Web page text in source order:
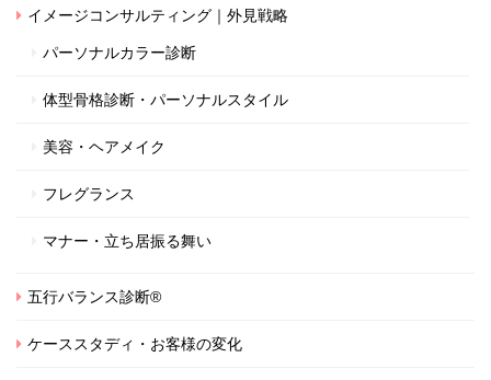
イメージコンサルティング｜外見戦略
パーソナルカラー診断
体型骨格診断・パーソナルスタイル
美容・ヘアメイク
フレグランス
マナー・立ち居振る舞い
五行バランス診断®
ケーススタディ・お客様の変化